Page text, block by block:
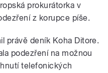
prokurátorka v
z korupce píše.
právě deník Koha Ditore.
podezření na možnou
telefonických